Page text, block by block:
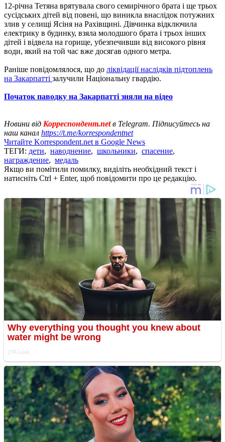
12-річна Тетяна врятувала свого семирічного брата і ще трьох
сусідських дітей від повені, що виникла внаслідок потужних
злив у селищі Ясіня на Рахівщині. Дівчинка відключила
електрику в будинку, взяла молодшого брата і трьох інших
дітей і відвела на горище, убезпечивши від високого рівня
води, який на той час вже досягав одного метра.
Раніше повідомлялося, що до ліквідації наслідків підтоплень
на Закарпатті залучили Національну гвардію.
Початок паводку на Закарпатті зняли на відео
Новини від Корреспондент.netв Telegram. Підписуйтесь на
наш канал https://t.me/korrespondentnet
Читайте Korrespondent.net в Google News
ТЕГИ: дети, наводнение, школьники, спасение,
награждение, медаль
Якщо ви помітили помилку, виділіть необхідний текст і
натисніть Ctrl + Enter, щоб повідомити про це редакцію.